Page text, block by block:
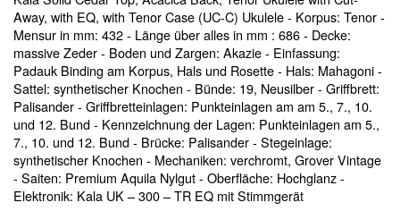
Away, with EQ, with Tenor Case (UC-C) Ukulele - Korpus: Tenor -
Mensur in mm: 432 - Länge über alles in mm : 686 - Decke:
massive Zeder - Boden und Zargen: Akazie - Einfassung:
Padauk Binding am Korpus, Hals und Rosette - Hals: Mahagoni -
Sattel: synthetischer Knochen - Bünde: 19, Neusilber - Griffbrett:
Palisander - Griffbretteinlagen: Punkteinlagen am am 5., 7., 10.
und 12. Bund - Kennzeichnung der Lagen: Punkteinlagen am 5.,
7., 10. und 12. Bund - Brücke: Palisander - Stegeinlage:
synthetischer Knochen - Mechaniken: verchromt, Grover Vintage
- Saiten: Premium Aquila Nylgut - Oberfläche: Hochglanz -
Elektronik: Kala UK – 300 – TR EQ mit Stimmgerät